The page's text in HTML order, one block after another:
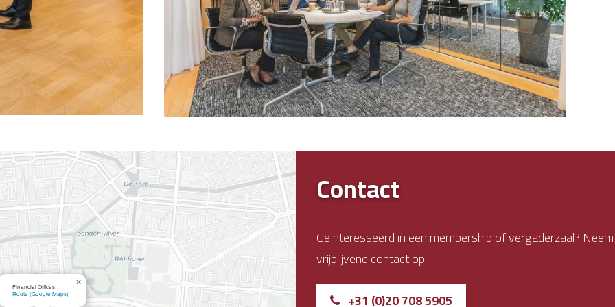
Financial Offices
Route (Google Maps)
×
Contact
Geïnteresseerd in een membership of vergaderzaal? Neem
vrijblijvend contact op.
+31 (0)20 708 5905